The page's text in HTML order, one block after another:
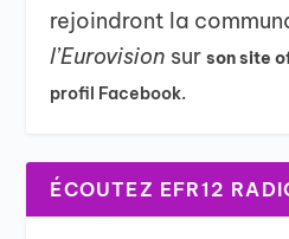
rejoindront la
l’Eurovision surson site
profil Facebook.
ÉCOUTEZ EFR12